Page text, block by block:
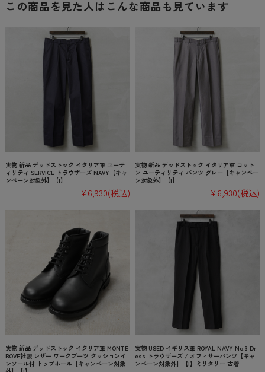
この商品を見た人はこんな商品も見ています
実物 新品 デッドストック イタリア軍 ユーテ
ィリティ SERVICE トラウザーズ NAVY【キャ
ンペーン対象外】【I】
¥6,930(税込)
実物 新品 デッドストック イタリア軍 コット
ン ユーティリティ パンツ グレー【キャンペー
ン対象外】【I】
¥6,930(税込)
実物 新品 デッドストック イタリア軍 MONTE
BOVE社製 レザー ワークブーツ クッションイ
ンソール付 トップホール【キャンペーン対象
実物 USED イギリス軍 ROYAL NAVY No.3 Dr
ess トラウザーズ / オフィサーパンツ【キャ
ンペーン対象外】【I】ミリタリー 古着